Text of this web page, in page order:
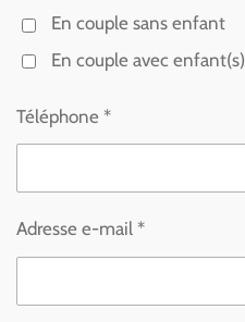
En couple sans enfant
En couple avec enfant(s)
Téléphone *
Adresse e-mail *